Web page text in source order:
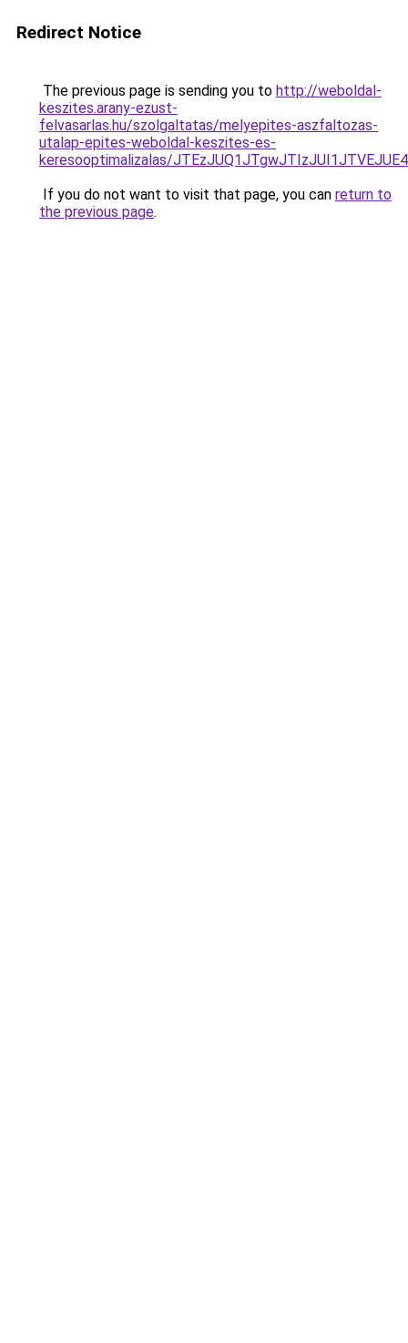
Redirect Notice
The previous page is sending you to http://weboldal-
keszites.arany-ezust-
felvasarlas.hu/szolgaltatas/melyepites-aszfaltozas-
utalap-epites-weboldal-keszites-es-
keresooptimalizalas/
If you do not want to visit that page, you can return to
the previous page.